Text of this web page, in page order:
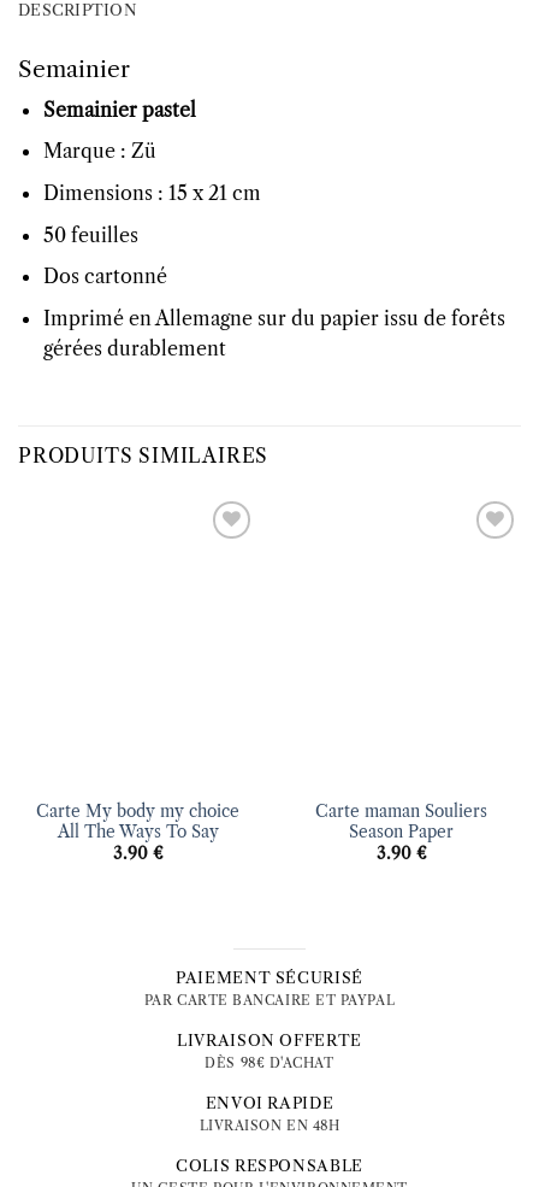
DESCRIPTION
Semainier
Semainier pastel
Marque : Zü
Dimensions : 15 x 21 cm
50 feuilles
Dos cartonné
Imprimé en Allemagne sur du papier issu de forêts
gérées durablement
PRODUITS SIMILAIRES
Carte My body my choice
All The Ways To Say
3.90 €
Carte maman Souliers
Season Paper
3.90 €
PAIEMENT SÉCURISÉ
PAR CARTE BANCAIRE ET PAYPAL
LIVRAISON OFFERTE
DÈS 98€ D'ACHAT
ENVOI RAPIDE
LIVRAISON EN 48H
COLIS RESPONSABLE